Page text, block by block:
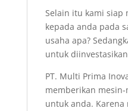
Selain itu kami siap
kepada anda pada
usaha apa?
untuk
PT. Multi Prima
memberikan
untuk anda. Karena